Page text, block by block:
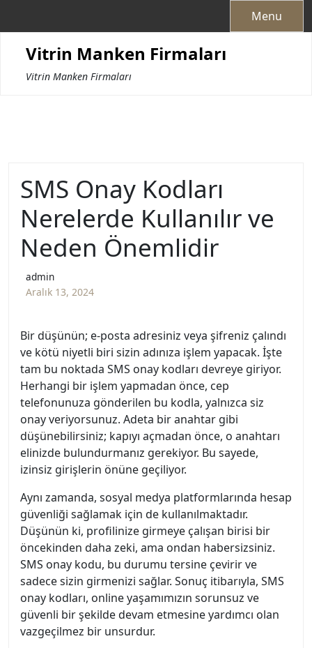
Menu
Vitrin Manken Firmaları
Vitrin Manken Firmaları
SMS Onay Kodları
Nerelerde Kullanılır ve
Neden Önemlidir
admin
Aralık 13, 2024
Bir düşünün; e-posta adresiniz veya şifreniz çalındı
ve kötü niyetli biri sizin adınıza işlem yapacak. İşte
tam bu noktada SMS onay kodları devreye giriyor.
Herhangi bir işlem yapmadan önce, cep
telefonunuza gönderilen bu kodla, yalnızca siz
onay veriyorsunuz. Adeta bir anahtar gibi
düşünebilirsiniz; kapıyı açmadan önce, o anahtarı
elinizde bulundurmanız gerekiyor. Bu sayede,
izinsiz girişlerin önüne geçiliyor.
Aynı zamanda, sosyal medya platformlarında hesap
güvenliği sağlamak için de kullanılmaktadır.
Düşünün ki, profilinize girmeye çalışan birisi bir
öncekinden daha zeki, ama ondan habersizsiniz.
SMS onay kodu, bu durumu tersine çevirir ve
sadece sizin girmenizi sağlar. Sonuç itibarıyla, SMS
onay kodları, online yaşamımızın sorunsuz ve
güvenli bir şekilde devam etmesine yardımcı olan
vazgeçilmez bir unsurdur.